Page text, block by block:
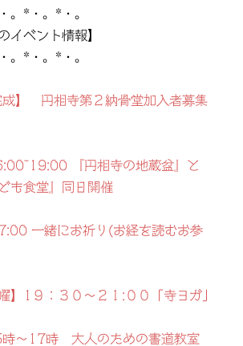
。*・。*・。
イベント情報】
。*・。*・。
成】 円相寺第２納骨堂加入者募集
『円相寺の地蔵盆』と
も食堂』同日開催
一緒にお祈り(お経を読むお参
】1９：３０～２１:００「寺ヨガ」
時～17時 大人のための書道教室